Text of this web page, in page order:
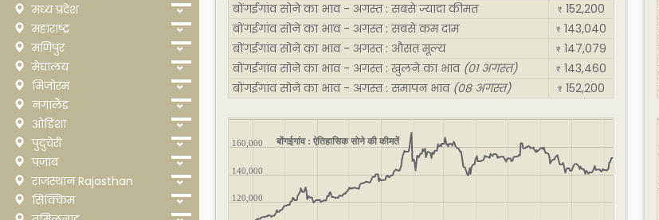
मध्य प्रदेश
महाराष्ट्र
मणिपुर
मेघालय
मिजोरम
नगालैंड
ओडिशा
पुदुचेरी
पंजाब
राजस्थान Rajasthan
सिक्किम
बोंगईगांव सोने का भाव - अगस्त : सबसे ज़्यादा कीमत
₹ 152,200
बोंगईगांव सोने का भाव - अगस्त : सबसे कम दाम
₹ 143,040
बोंगईगांव सोने का भाव - अगस्त : औसत मूल्य
₹ 147,079
बोंगईगांव सोने का भाव - अगस्त : खुलने का भाव (01 अगस्त) ₹ 143,460
बोंगईगांव सोने का भाव - अगस्त : समापन भाव (08 अगस्त) ₹ 152,200
बोंगईगांव : ऐतिहासिक सोने की कीमतें
120,000
140,000
160,000